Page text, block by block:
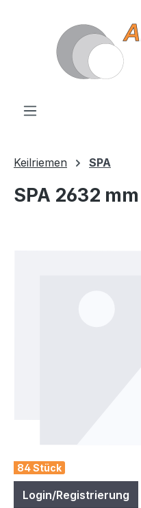
Keilriemen SPA
SPA 2632
84 Stück
Login/Registrierung